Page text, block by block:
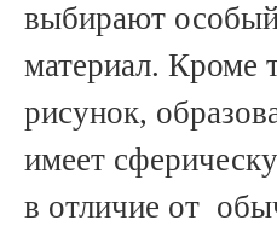
выбирают
материал. Кроме
рисунок,
имеет
в отличие от